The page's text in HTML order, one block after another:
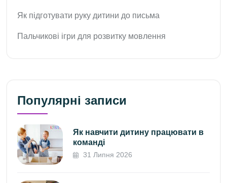
Як підготувати руку дитини до письма
Пальчикові ігри для розвитку мовлення
Популярні записи
Як навчити дитину працювати в
команді
31 Липня 2026